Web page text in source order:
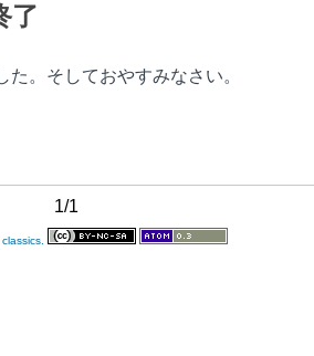
了
。そしておやすみなさい。
1/1
classics.